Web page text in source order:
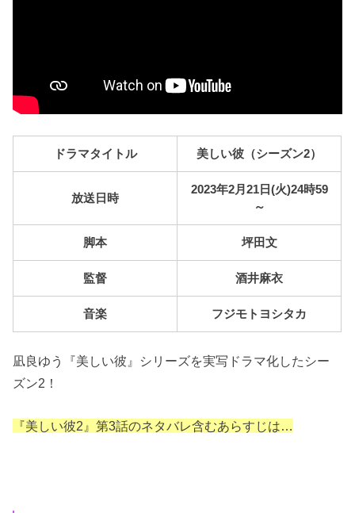
ドラマタイトル 美しい彼（シーズン2）
放送日時
2023年2月21日(火)24時59
～
脚本 坪田文
監督 酒井麻衣
音楽 フジモトヨシタカ
凪良ゆう『美しい彼』シリーズを実写ドラマ化したシー
ズン2！
『美しい彼2』第3話のネタバレ含むあらすじは…